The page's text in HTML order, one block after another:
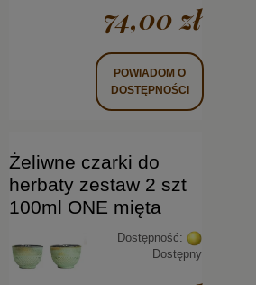
74,00 zł
POWIADOM O
DOSTĘPNOŚCI
Żeliwne czarki do
herbaty zestaw 2 szt
100ml ONE mięta
Dostępność:
Dostępny